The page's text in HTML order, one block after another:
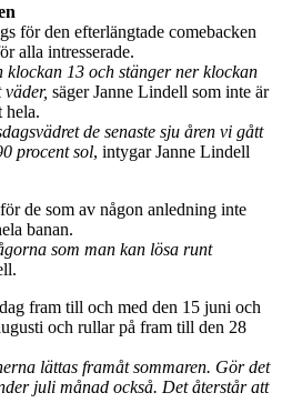
för den efterlängtade comebacken
alla intresserade.
13 och stänger ner klockan
säger Janne Lindell som inte är
hela.
de senaste sju åren vi gått
procent sol, intygar Janne Lindell
de som av någon anledning inte
banan.
som man kan lösa runt
fram till och med den 15 juni och
och rullar på fram till den 28
lättas framåt sommaren. Gör det
juli månad också. Det återstår att